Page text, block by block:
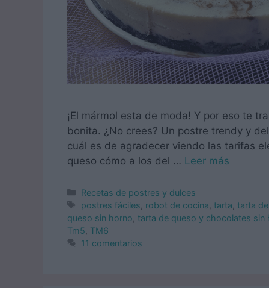
¡El mármol esta de moda! Y por eso te
bonita. ¿No crees? Un postre trendy y
cuál es de agradecer viendo las tarifas
queso cómo a los del … Leer más
Categorías
Recetas de postres y dulces
Etiquetas
postres fáciles robot de cocina ,tarta ,tarta
queso sin horno tarta de queso y chocolates sin
Tm5 TM6
11 comentarios